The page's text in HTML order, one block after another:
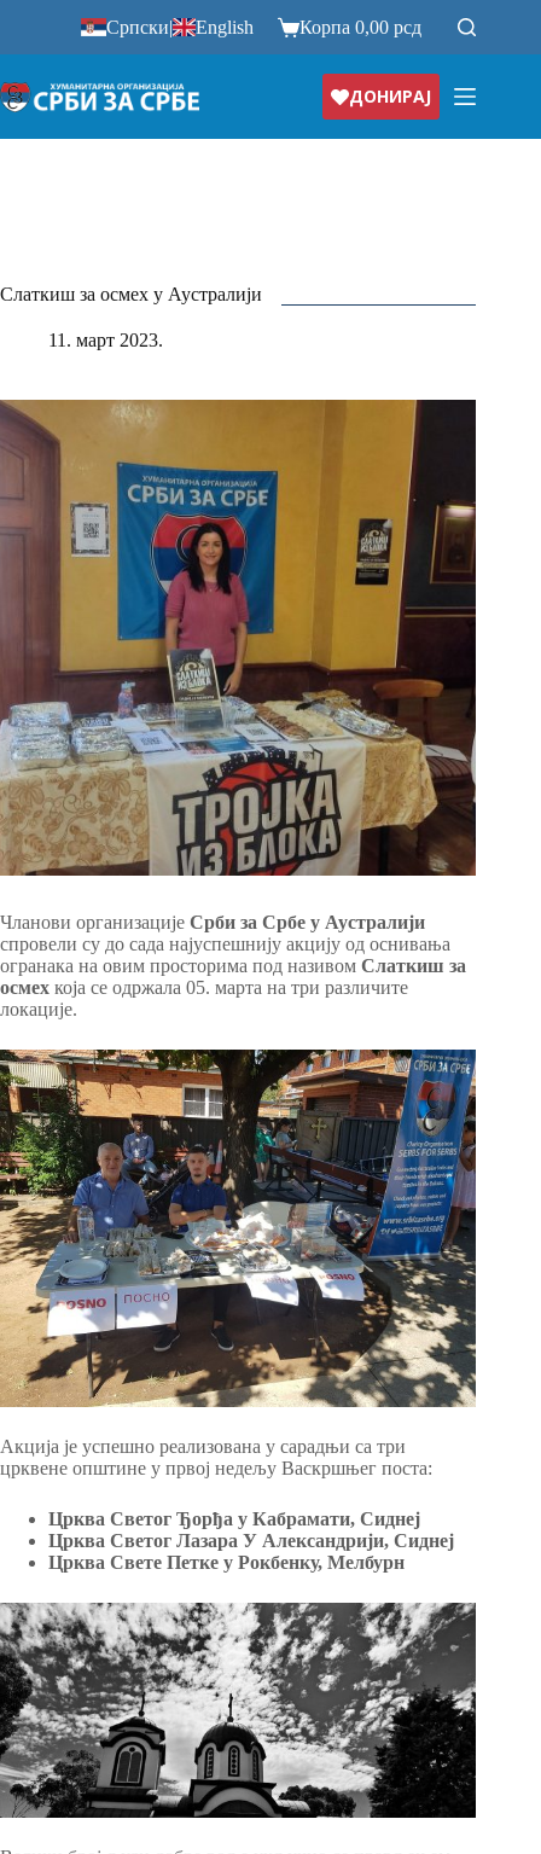
Српски| English Корпа0,00рсд
ДОНИРАЈ
Слаткиш за осмех у Аустралији
11. март 2023.
Чланови организације Срби за Србе у Аустралији
спровели су до сада најуспешнију акцију од оснивања
огранака на овим просторима под називом Слаткиш за
осмех која се одржала 05. марта на три различите
локације.
Акција је успешно реализована у сарадњи са три
црквене општине у првој недељу Васкршњег поста:
Црква Светог Ђорђа у Кабрамати, Сиднеј
Црква Светог Лазара У Александрији, Сиднеј
Црква Свете Петке у Рокбенку, Мелбурн